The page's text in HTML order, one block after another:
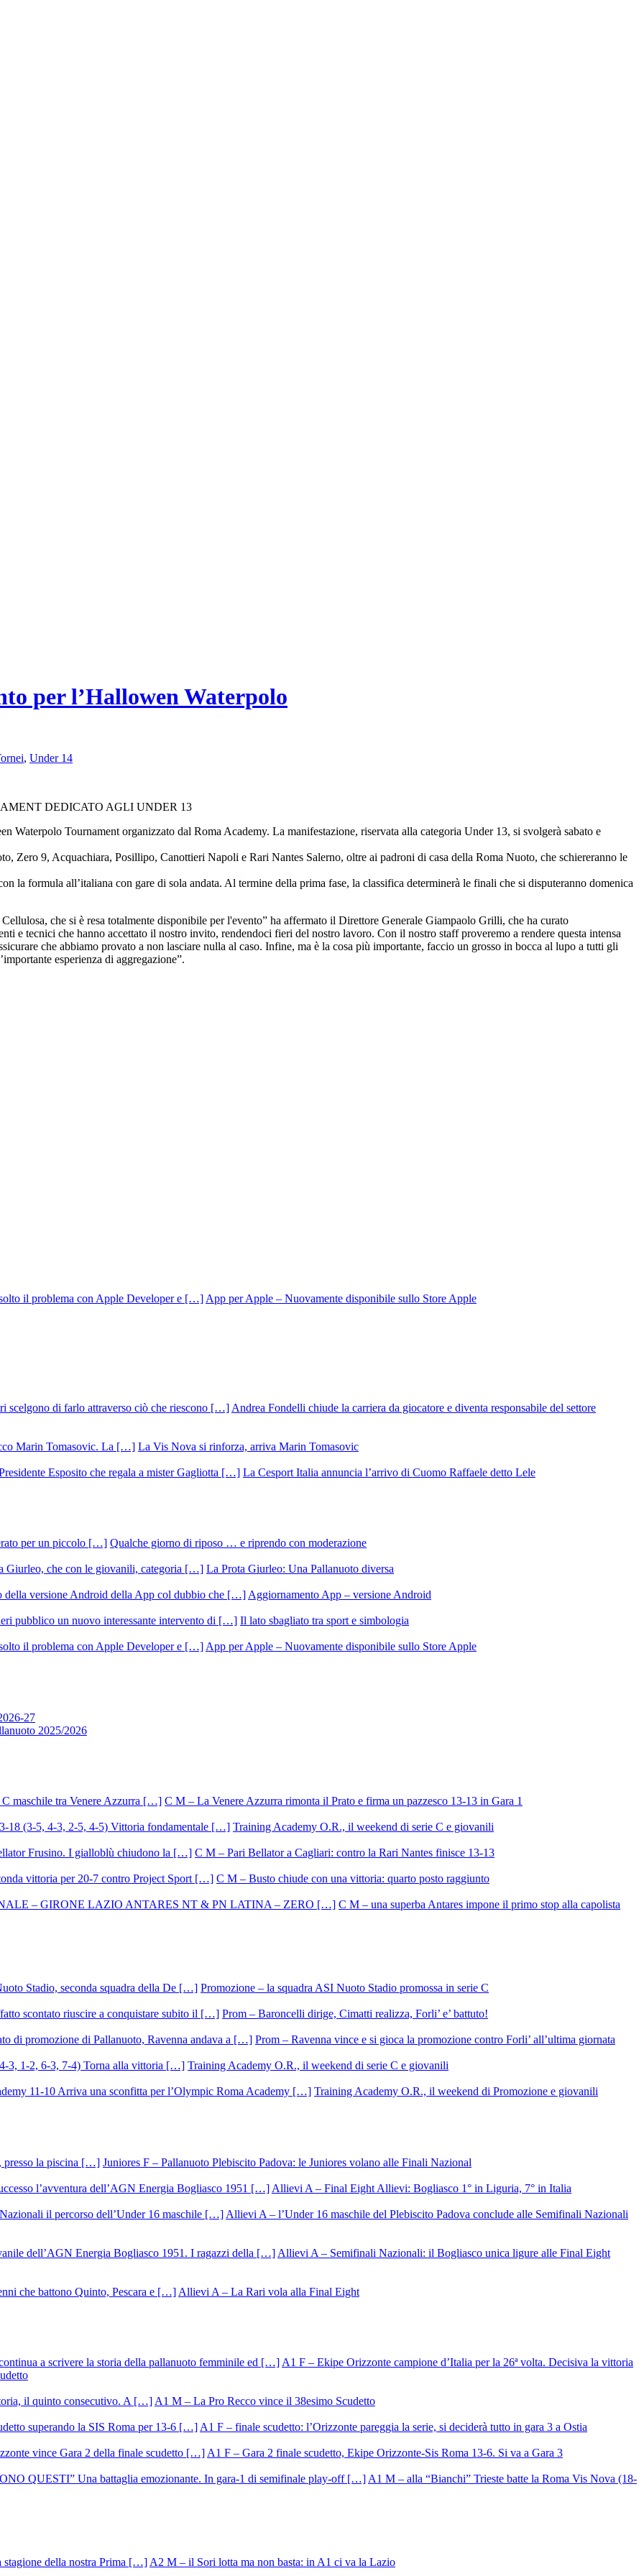
per l’Hallowen Waterpolo
, Under 14
DEDICATO AGLI UNDER 13
Waterpolo Tournament organizzato dal Roma Academy. La manifestazione, riservata alla categoria Under 13, si svolgerà sabato e
Zero 9, Acquachiara, Posillipo, Canottieri Napoli e Rari Nantes Salerno, oltre ai padroni di casa della Roma Nuoto, che schiereranno le
la formula all’italiana con gare di sola andata. Al termine della prima fase, la classifica determinerà le finali che si disputeranno domenica
che si è resa totalmente disponibile per l'evento” ha affermato il Direttore Generale Giampaolo Grilli, che ha curato
e tecnici che hanno accettato il nostro invito, rendendoci fieri del nostro lavoro. Con il nostro staff proveremo a rendere questa intensa
che abbiamo provato a non lasciare nulla al caso. Infine, ma è la cosa più importante, faccio un grosso in bocca al lupo a tutti gli
esperienza di aggregazione”.
App per Apple – Nuovamente disponibile sullo Store Apple
Andrea Fondelli chiude la carriera da giocatore e diventa responsabile del settore
La Vis Nova si rinforza, arriva Marin Tomasovic
La Cesport Italia annuncia l’arrivo di Cuomo Raffaele detto Lele
Qualche giorno di riposo … e riprendo con moderazione
La Prota Giurleo: Una Pallanuoto diversa
Aggiornamento App – versione Android
Il lato sbagliato tra sport e simbologia
App per Apple – Nuovamente disponibile sullo Store Apple
27
2025/2026
C M – La Venere Azzurra rimonta il Prato e firma un pazzesco 13-13 in Gara 1
Training Academy O.R., il weekend di serie C e giovanili
C M – Pari Bellator a Cagliari: contro la Rari Nantes finisce 13-13
C M – Busto chiude con una vittoria: quarto posto raggiunto
C M – una superba Antares impone il primo stop alla capolista
Promozione – la squadra ASI Nuoto Stadio promossa in serie C
Prom – Baroncelli dirige, Cimatti realizza, Forli’ e’ battuto!
Prom – Ravenna vince e si gioca la promozione contro Forli’ all’ultima giornata
Training Academy O.R., il weekend di serie C e giovanili
Training Academy O.R., il weekend di Promozione e giovanili
Juniores F – Pallanuoto Plebiscito Padova: le Juniores volano alle Finali Nazional
Allievi A – Final Eight Allievi: Bogliasco 1° in Liguria, 7° in Italia
Allievi A – l’Under 16 maschile del Plebiscito Padova conclude alle Semifinali Nazionali
Allievi A – Semifinali Nazionali: il Bogliasco unica ligure alle Final Eight
Allievi A – La Rari vola alla Final Eight
A1 F – Ekipe Orizzonte campione d’Italia per la 26ª volta. Decisiva la vittoria
A1 M – La Pro Recco vince il 38esimo Scudetto
A1 F – finale scudetto: l’Orizzonte pareggia la serie, si deciderà tutto in gara 3 a Ostia
A1 F – Gara 2 finale scudetto, Ekipe Orizzonte-Sis Roma 13-6. Si va a Gara 3
A1 M – alla “Bianchi” Trieste batte la Roma Vis Nova (18-
A2 M – il Sori lotta ma non basta: in A1 ci va la Lazio